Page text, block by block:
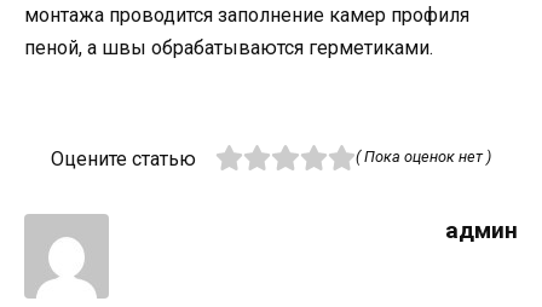
монтажа проводится заполнение камер профиля
пеной, а швы обрабатываются герметиками.
Оцените статью ( Пока оценок нет )
админ